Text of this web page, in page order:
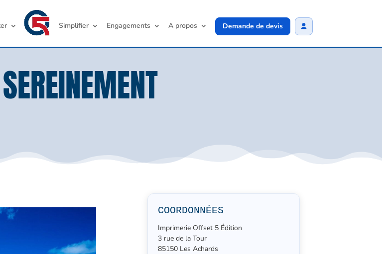
Simplifier Engagements A propos Demande de devis
COORDONNÉES
Imprimerie Offset 5 Édition
3 rue de la Tour
85150 Les Achards